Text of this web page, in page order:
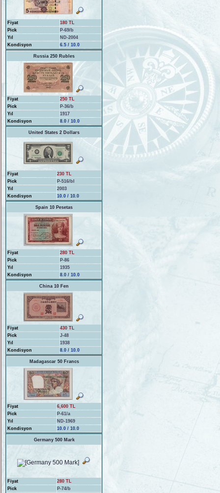
Fiyat
180 TL
Pick
P-69/b
Yıl
ND-2004
Kondisyon
6.5 / 10.0
Russia 250 Rubles
Fiyat
250 TL
Pick
P-36/b
Yıl
1917
Kondisyon
8.0 / 10.0
United States 2 Dollars
Fiyat
230 TL
Pick
P-516/bI
Yıl
2003
Kondisyon
10.0 / 10.0
Spain 10 Pesetas
Fiyat
280 TL
Pick
P-86
Yıl
1935
Kondisyon
8.0 / 10.0
China 10 Fen
Fiyat
430 TL
Pick
J-48
Yıl
1938
Kondisyon
8.0 / 10.0
Madagascar 50 Francs
Fiyat
6,600 TL
Pick
P-61/a
Yıl
ND-1969
Kondisyon
10.0 / 10.0
Germany 500 Mark
Fiyat
280 TL
Pick
P-74/b